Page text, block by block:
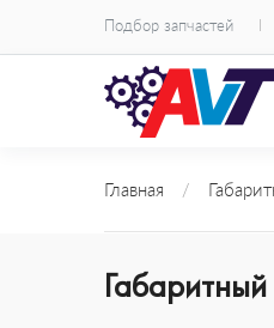
Подбор запчастей
Главная /